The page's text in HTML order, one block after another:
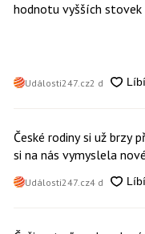
hodnotu vyšších
Události247.cz2 d
České rodiny si už brzy
si na nás vymyslela
nikdo
Události247.cz4 d